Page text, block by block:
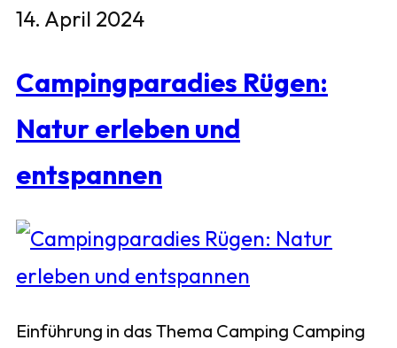
14. April 2024
Campingparadies Rügen:
Natur erleben und
entspannen
Einführung in das Thema Camping Camping